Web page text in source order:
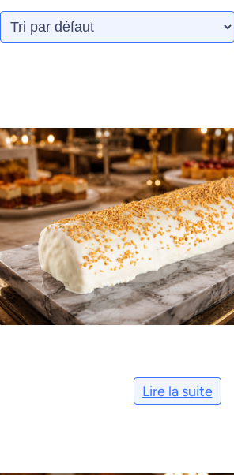
e
Lire la suite